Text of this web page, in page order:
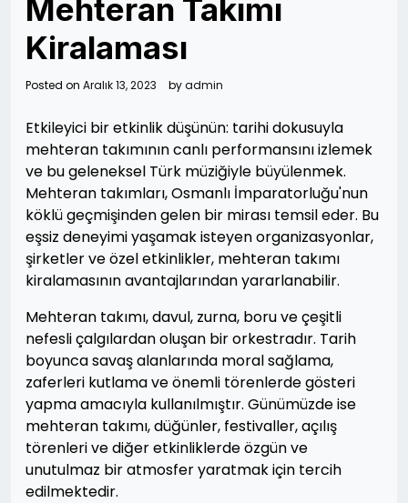
Mehteran Takımı
Kiralaması
Posted on Aralık 13, 2023 byadmin
Etkileyici bir etkinlik düşünün: tarihi dokusuyla
mehteran takımının canlı performansını izlemek
ve bu geleneksel Türk müziğiyle büyülenmek.
Mehteran takımları, Osmanlı İmparatorluğu'nun
köklü geçmişinden gelen bir mirası temsil eder. Bu
eşsiz deneyimi yaşamak isteyen organizasyonlar,
şirketler ve özel etkinlikler, mehteran takımı
kiralamasının avantajlarından yararlanabilir.
Mehteran takımı, davul, zurna, boru ve çeşitli
nefesli çalgılardan oluşan bir orkestradır. Tarih
boyunca savaş alanlarında moral sağlama,
zaferleri kutlama ve önemli törenlerde gösteri
yapma amacıyla kullanılmıştır. Günümüzde ise
mehteran takımı, düğünler, festivaller, açılış
törenleri ve diğer etkinliklerde özgün ve
unutulmaz bir atmosfer yaratmak için tercih
edilmektedir.